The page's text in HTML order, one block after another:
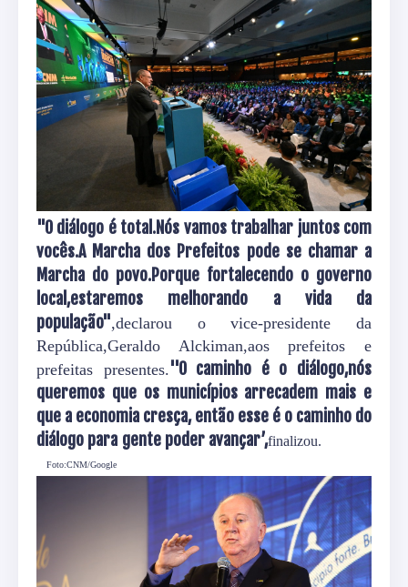
"O diálogo é total.Nós vamos trabalhar juntos com
vocês.A Marcha dos Prefeitos pode se chamar a
Marcha do povo.Porque fortalecendo o governo
local,estaremos melhorando a vida da
população",declarou o vice-presidente da
República,Geraldo Alckiman,aos prefeitos e
prefeitas presentes.''O caminho é o diálogo,nós
queremos que os municípios arrecadem mais e
que a economia cresça, então esse é o caminho do
diálogo para gente poder avançar’,finalizou.
Foto:CNM/Google